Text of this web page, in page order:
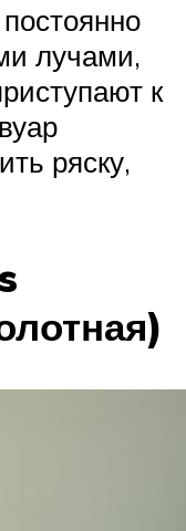
лучами,
к
ряску,